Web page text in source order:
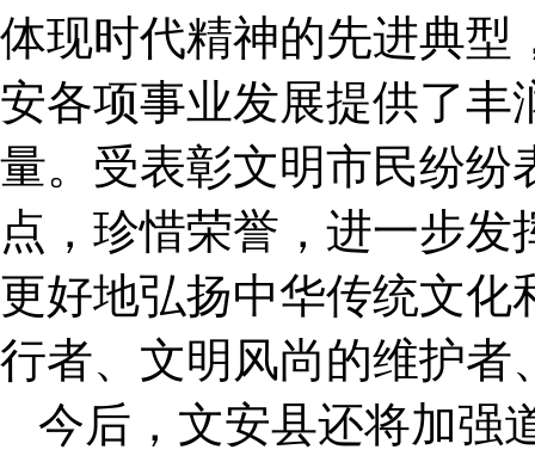
体现时代精神的先进典型
安各项事业发展提供了丰
量。受表彰文明市民纷纷
点，珍惜荣誉，进一步
更好地弘扬中华传统文化
行者、文明风尚的维护者
今后，文安县还将加强